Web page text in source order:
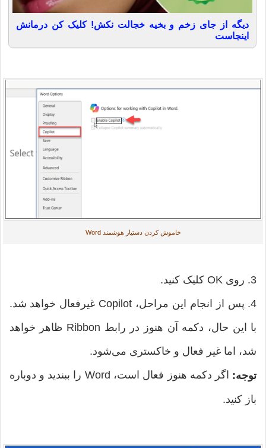
دیگه از جای زخم و بخیه خجالت نکش! کلیک کن درمانش
اینجاست
خاموش کردن دستیار هوشمند Word
3. روی OK کلیک کنید.
4. پس از انجام این مراحل، Copilot غیرفعال خواهد شد.
با این حال، دکمه آن هنوز در رابط Ribbon ظاهر خواهد
شد، اما غیر فعال و خاکستری می‌شود.
توجه: اگر دکمه هنوز فعال است، Word را ببندید و دوباره
باز کنید.